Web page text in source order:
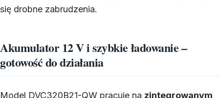
się drobne zabrudzenia.
Akumulator 12 V i szybkie ładowanie –
gotowość do działania
Model DVC320B21-QW pracuje na zintegrowanym